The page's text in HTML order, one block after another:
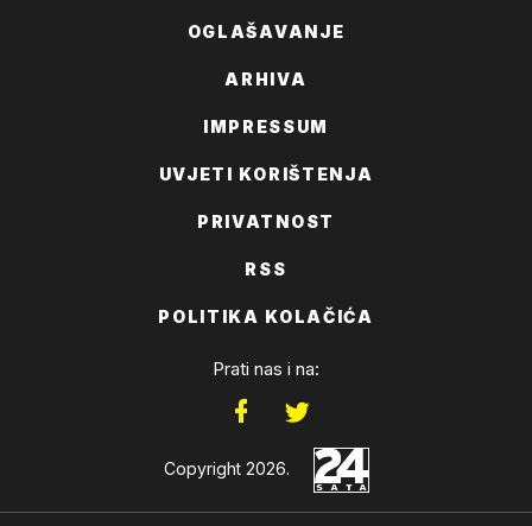
OGLAŠAVANJE
ARHIVA
IMPRESSUM
UVJETI KORIŠTENJA
PRIVATNOST
RSS
POLITIKA KOLAČIĆA
Prati nas i na:
Copyright 2026.